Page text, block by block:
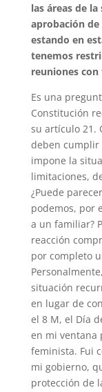
las áreas de
aprobación de
estando en
tenemos
reuniones
Es una
Constitución
su artículo 21.
deben cumplir
impone la
limitaciones,
¿Puede
podemos, por
a un familiar?
reacción
por completo
situación
en lugar de
el 8 M, el Día
en mi ventana
feminista. Fui
mi gobierno,
protección de